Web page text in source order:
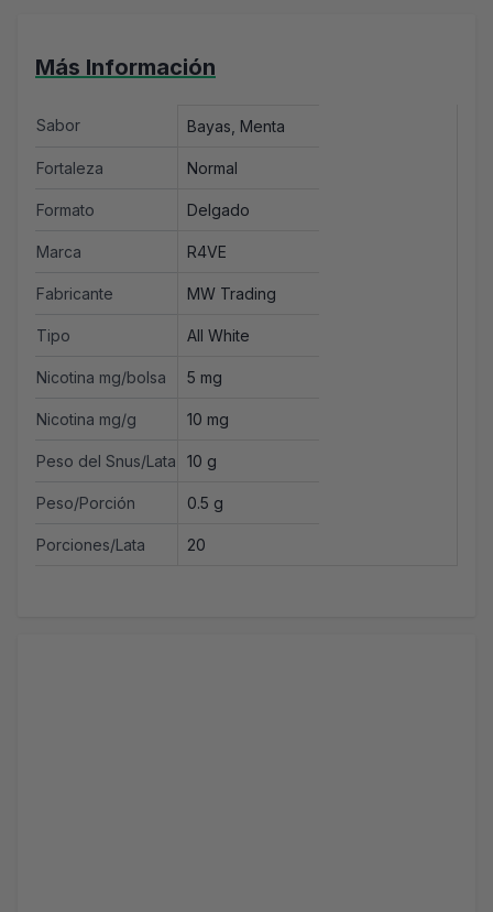
Más Información
Sabor Bayas, Menta
Fortaleza Normal
Formato Delgado
Marca R4VE
Fabricante MW Trading
Tipo All White
Nicotina mg/bolsa 5 mg
Nicotina mg/g 10 mg
Peso del Snus/Lata 10 g
Peso/Porción 0.5 g
Porciones/Lata 20